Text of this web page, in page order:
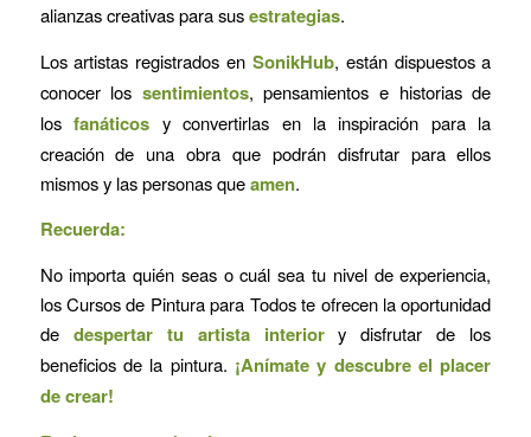
alianzas creativas para susestrategias.
Los artistas registrados en SonikHub, están dispuestos a
conocer los sentimientos, pensamientos e historias de
losfanáticos y convertirlas en la inspiración para la
creación de una obra que podrán disfrutar para ellos
mismos y las personas queamen.
Recuerda:
No importa quién seas o cuál sea tu nivel de experiencia,
los Cursos de Pintura para Todos te ofrecen la oportunidad
de despertar tu artista interiory disfrutar de los
beneficios de la pintura. ¡Anímate y descubre el placer
de crear!